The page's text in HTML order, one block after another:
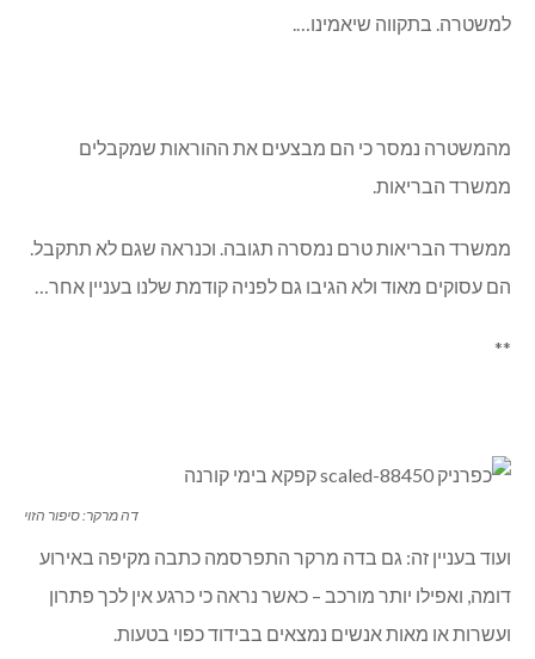
למשטרה. בתקווה שיאמינו….
מהמשטרה נמסר כי הם מבצעים את ההוראות שמקבלים
ממשרד הבריאות.
ממשרד הבריאות טרם נמסרה תגובה. וכנראה שגם לא תתקבל.
הם עסוקים מאוד ולא הגיבו גם לפניה קודמת שלנו בעניין אחר…
**
דה מרקר: סיפור הזוי
ועוד בעניין זה: גם בדה מרקר התפרסמה כתבה מקיפה באירוע
דומה, ואפילו יותר מורכב – כאשר נראה כי כרגע אין לכך פתרון
ועשרות או מאות אנשים נמצאים בבידוד כפוי בטעות.